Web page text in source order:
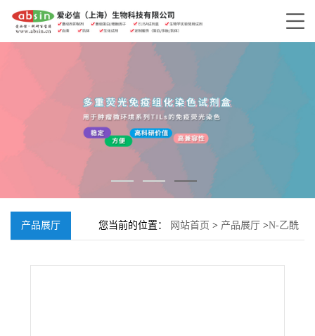
产品展厅 您当前的位置： 网站首页 > 产品展厅 >N-乙酰